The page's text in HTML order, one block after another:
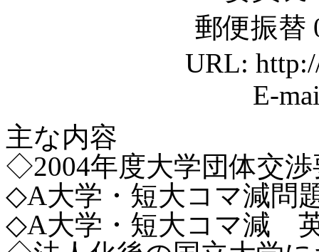
郵便振替
URL:
E-
主な内容
◇2004年度大学団体交
◇A大学・短大コマ減問
◇A大学・短大コマ減